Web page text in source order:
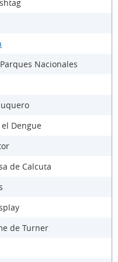
Nacionales
Dengue
de Calcuta
de Turner